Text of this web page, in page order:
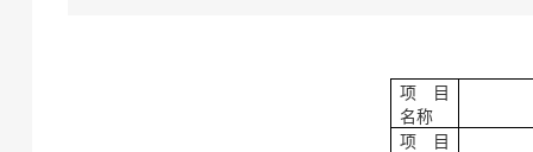
项目
名称
项目